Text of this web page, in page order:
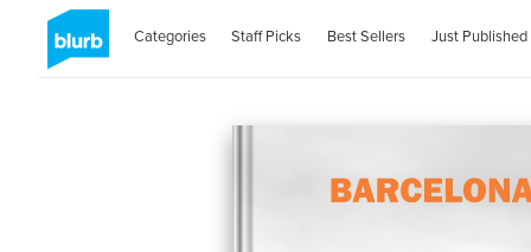
Categories Staff Picks Best Sellers Just Published